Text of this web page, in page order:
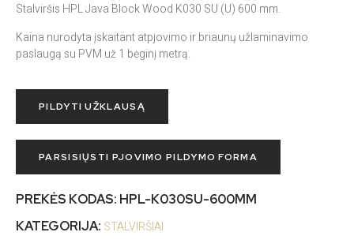
Stalviršis HPL Java Block Wood K030 SU (U) 600 mm.
Kaina nurodyta įskaitant atpjovimo ir briaunų užlaminavimo
paslaugą su PVM už 1 bėginį metrą.
PILDYTI UŽKLAUSĄ
PARSISIŲSTI PJOVIMO PILDYMO FORMA
PREKĖS KODAS: HPL-K030SU-600MM
KATEGORIJA: STALVIRŠIAI